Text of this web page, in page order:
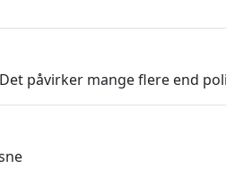
påvirker mange flere end